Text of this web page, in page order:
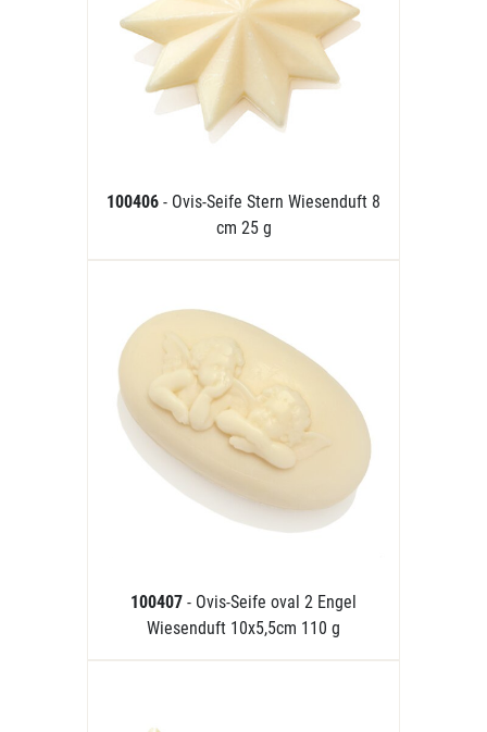
100406 - Ovis-Seife Stern Wiesenduft 8
cm 25 g
100407 - Ovis-Seife oval 2 Engel
Wiesenduft 10x5,5cm 110 g